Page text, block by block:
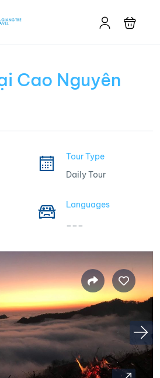
Cao Nguyên
Tour Type
Daily Tour
Languages